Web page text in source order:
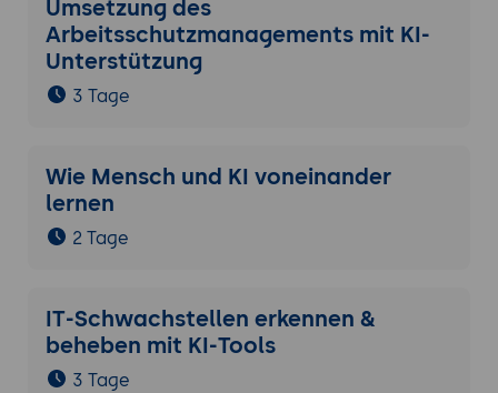
Umsetzung des
Arbeitsschutzmanagements mit KI-
Unterstützung
3 Tage
Wie Mensch und KI voneinander
lernen
2 Tage
IT-Schwachstellen erkennen &
beheben mit KI-Tools
3 Tage